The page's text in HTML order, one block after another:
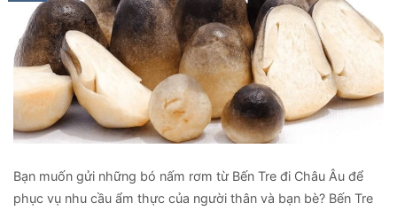
Bạn muốn gửi những bó nấm rơm từ Bến Tre đi Châu Âu để
phục vụ nhu cầu ẩm thực của người thân và bạn bè? Bến Tre